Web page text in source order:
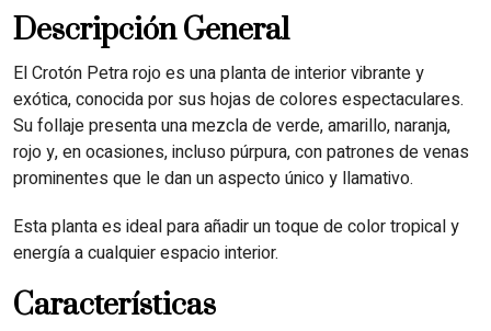
Descripción General
El Crotón Petra rojo es una planta de interior vibrante y
exótica, conocida por sus hojas de colores espectaculares.
Su follaje presenta una mezcla de verde, amarillo, naranja,
rojo y, en ocasiones, incluso púrpura, con patrones de venas
prominentes que le dan un aspecto único y llamativo.
Esta planta es ideal para añadir un toque de color tropical y
energía a cualquier espacio interior.
Características